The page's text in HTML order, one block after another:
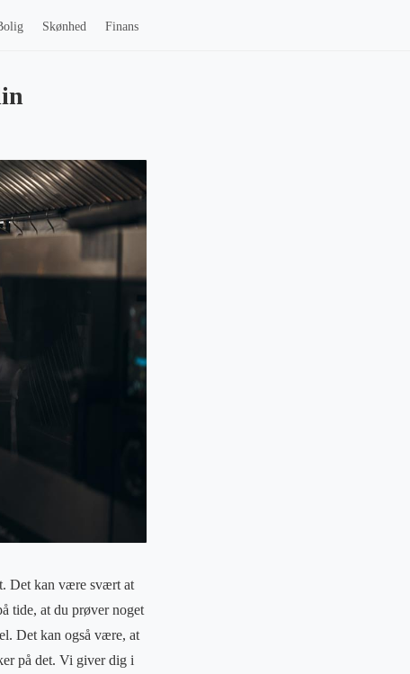
Skønhed Finans
Det kan være svært at
tide, at du prøver noget
Det kan også være, at
på det. Vi giver dig i